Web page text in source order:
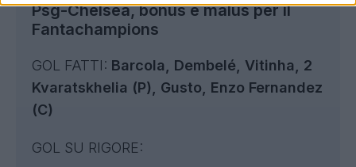
Psg-Chelsea, bonus e malus per il
Fantachampions
GOL FATTI: Barcola, Dembelé, Vitinha, 2
Kvaratskhelia (P), Gusto, Enzo Fernandez
(C)
GOL SU RIGORE: